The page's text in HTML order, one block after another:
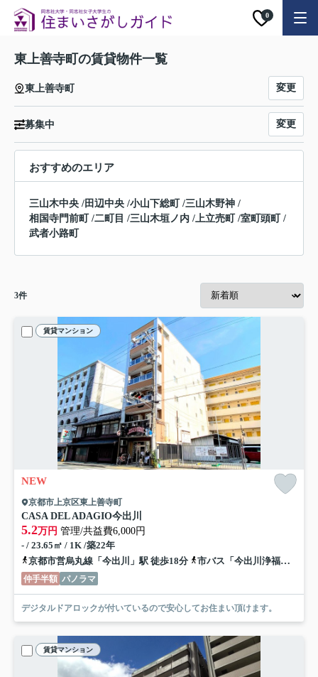
0
東上善寺町の賃貸物件一覧
東上善寺町 変更
募集中 変更
おすすめのエリア
三山木中央 /田辺中央 /小山下総町 /三山木野神 /
相国寺門前町
/二町目 /三山木垣ノ内 /上立売町 /室町頭町
/
武者小路町
3件
賃貸マンション
NEW
京都市上京区東上善寺町
CASA DEL ADAGIO今出川
5.2万円 管理/共益費6,000円
- / 23.65㎡ / 1K /築22年
京都市営烏丸線「今出川」駅 徒歩18分
市バス「今出川浄福寺」バス停下車 徒歩2分
仲手半額 パノラマ
デジタルドアロックが付いているので安心してお住まい頂けます。
賃貸マンション